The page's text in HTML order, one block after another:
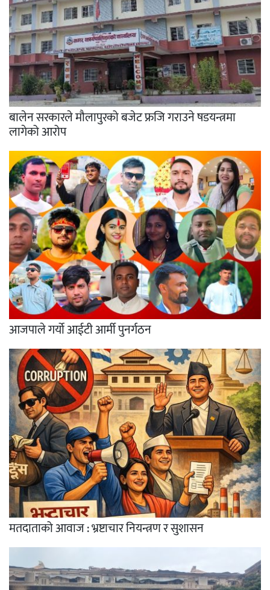
बालेन सरकारले मौलापुरको बजेट फ्रजि गराउने षडयन्त्रमा
लागेको आरोप
आजपाले गर्यो आईटी आर्मी पुनर्गठन
मतदाताको आवाज : भ्रष्टाचार नियन्त्रण र सुशासन